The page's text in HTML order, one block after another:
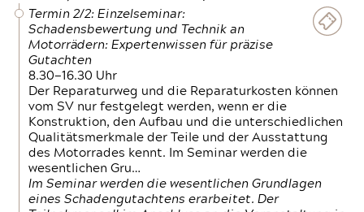
Termin 2/2: Einzelseminar:
Schadensbewertung und Technik an
Motorrädern: Expertenwissen für präzise
Gutachten
8.30—16.30 Uhr
Der Reparaturweg und die Reparaturkosten können
vom SV nur festgelegt werden, wenn er die
Konstruktion, den Aufbau und die unterschiedlichen
Qualitätsmerkmale der Teile und der Ausstattung
des Motorrades kennt. Im Seminar werden die
wesentlichen Gru…
Im Seminar werden die wesentlichen Grundlagen
eines Schadengutachtens erarbeitet. Der